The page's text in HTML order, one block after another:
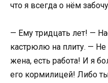
что я всегда о нём
— Ему тридцать лет! —
кастрюлю на плиту. — Не
жена, есть работа! И я
его кормилицей! Либо